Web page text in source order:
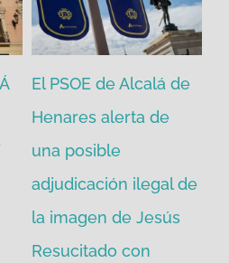
El PSOE de Alcalá de
Henares alerta de
una posible
adjudicación ilegal de
la imagen de Jesús
Resucitado con